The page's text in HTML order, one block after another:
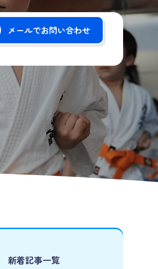
メールでお問い合わせ
新着記事一覧